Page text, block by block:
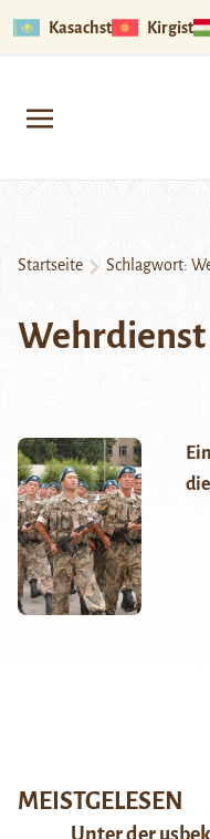
Kasachstan Kirgistan
Startseite Schlagwort:
Wehrdienst
MEISTGELESEN